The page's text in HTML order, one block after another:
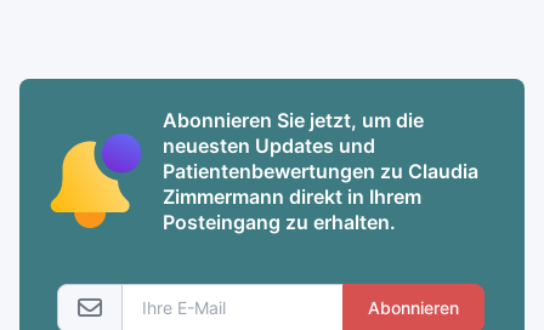
Abonnieren Sie jetzt, um die
neuesten Updates und
Patientenbewertungen zu Claudia
Zimmermann direkt in Ihrem
Posteingang zu erhalten.
Abonnieren